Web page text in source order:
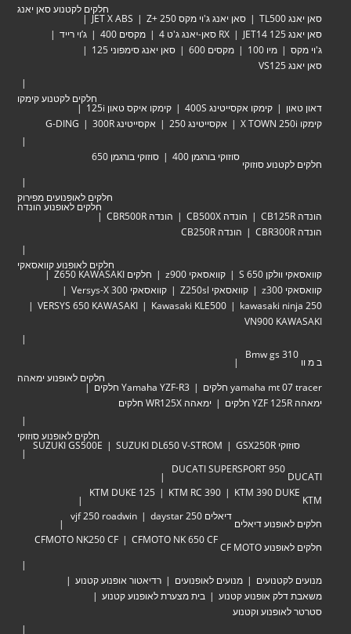
חלקים לקטנוע סאן יאנג
סאן יאנג TL500 סאן יאנג ג'וי מקס Zּ+ 250
JET X ABS
סאן יאנג JET14 125
RX סאן-יאנג ג'ט 4 מקסים 400
ג’וי רייד
ג'וי מקס
מיו 100 מקסים 600
סאן יאנג סימפוני 125
סאן יאנג VS125
חלקים לקטנוע קימקו
דאון טאון קימקו אקסייטינג 400S
קימקו איקס טאון 125i
קימקו X TOWN 250i
אקסייטינג 250 אקסייטינג 300R G-DING
חלקים לקטנוע סוזוקי
סוזוקי בורגמן 400 סוזוקי בורגמן 650
חלקים לאופנועים מפירוק
חלקים לאופנוע הונדה
הונדה CB125R הונדה CB500X
הונדה CBR500R
הונדה CBR300R
הונדה CB250R
חלקים לאופנוע קוואסאקי
קוואסאקי וולקן 650 S קוואסאקי z900
חלקים Z650 KAWASAKI
קוואסאקי z300
קוואסאקי Z250sl
קוואסאקי Versys-X 300
kawasaki ninja 250
Kawasaki KLE500
VERSYS 650 KAWASAKI
VN900 KAWASAKI
ב מ וו
Bmw gs 310
חלקים לאופנוע ימאהה
yamaha mt 07 tracer חלקים
Yamaha YZF-R3 חלקים
ימאהה YZF 125R חלקים
ימאהה WR125X חלקים
חלקים לאופנוע סוזוקי
סוזוקי GSX250R SUZUKI DL650 V-STROM
SUZUKI GS500E
DUCATI
DUCATI SUPERSPORT 950
KTM
KTM 390 DUKE
KTM RC 390
KTM DUKE 125
חלקים לאופנוע דיאלים
דיאלים 250 daystar vjf 250 roadwin
חלקים לאופנוע CF MOTO
CFMOTO NK 650 CF
CFMOTO NK250 CF
מנועים לקטנועים מנועים לאופנועים
רדיאטור אופנוע קטנוע
משאבת דלק אופנוע קטנוע
בית מצערת לאופנוע קטנוע
סטרטר לאופנוע וקטנוע